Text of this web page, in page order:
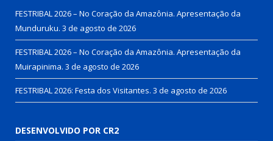
FESTRIBAL 2026 – No Coração da Amazônia. Apresentação da
Munduruku. 3 de agosto de 2026
FESTRIBAL 2026 – No Coração da Amazônia. Apresentação da
Muirapinima. 3 de agosto de 2026
FESTRIBAL 2026: Festa dos Visitantes. 3 de agosto de 2026
DESENVOLVIDO POR CR2